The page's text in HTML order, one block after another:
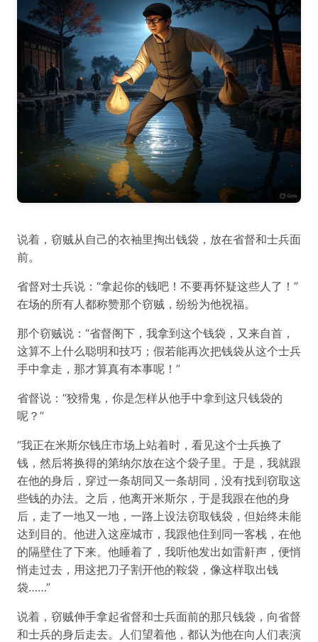
说着，窃贼从自己的衣袖里掏出钱袋，放在省督和士兵面
前。
省督对士兵说：“拿起你的钱吧！不要再怀疑这些人了！”
在场的所有人都称赞那个窃贼，纷纷为他祝福。
那个窃贼说：“省督阁下，我拿到这个钱袋，又来自首，
这算不上什么聪明和技巧；假若能再次把钱袋从这个士兵
手中拿走，那才算真有本事呢！”
省督说：“狡猾鬼，你是怎样从他手中拿到这只钱袋的
呢？”
“我正在米斯尔钱庄市场上站着时，看见这个士兵换了
钱，然后将换得的第纳尔放在这个袋子里。于是，我就跟
在他的身后，穿过一条胡同又一条胡同，没有找到窃取这
些钱的办法。之后，他离开米斯尔，于是我跟在他的身
后，走了一地又一地，一路上设法窃取钱袋，但始终未能
达到目的。他进入这座城市，我跟他住到同一客栈，在他
的隔壁住了下来。他睡着了，我听他发出如雷鼾声，便悄
悄走过去，用这把刀子割开他的鞍袋，像这样取出钱
袋……”
说着，窃贼伸手拿起省督和士兵面前的那只钱袋，向省督
和士兵的身后走去。人们望着他，都认为他在向人们表演